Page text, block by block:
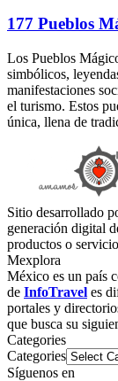
177 Pueblos
Los Pueblos
simbólicos,
manifestaciones
el turismo. Estos
única, llena de
Sitio desarrollado
generación digital
productos o
Mexplora
México es un país
de InfoTravel es
portales y
que busca su
Categories
Categories
Síguenos en